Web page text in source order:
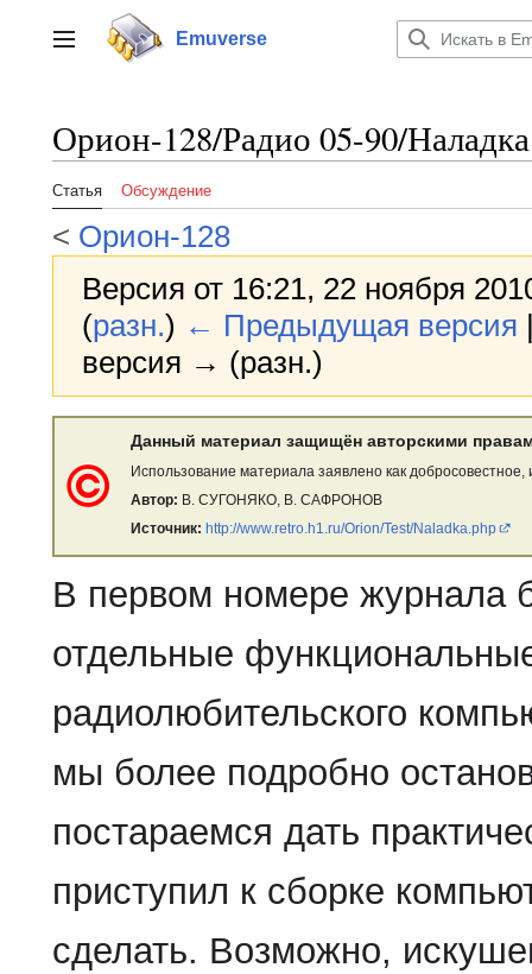
к
содержанию
Переключить боковую панель
Emuverse
Орион-128/Радио 05-90/
Статья Обсуждение
< Орион-128
Версия от 16:21, 22 ноября
(разн.) ← Предыдущая версия
версия → (разн.)
Данный материал защищён авторскими
Использование материала заявлено как
Автор: В. СУГОНЯКО, В. САФРОНОВ
Источник: http://www.retro.h1.ru/Orion/Test/Naladka.php
В первом номере журнала
отдельные
радиолюбительского
мы более подробно
постараемся дать
приступил к сборке
сделать. Возможно,